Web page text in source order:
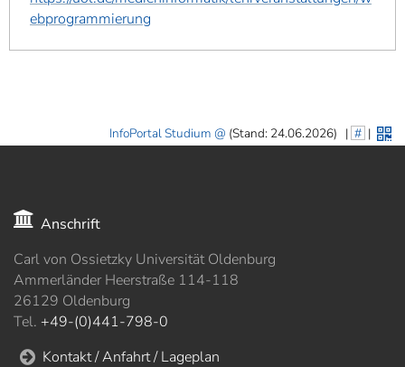
ebprogrammierung
InfoPortal Studium (Stand: 24.06.2026) | # |
Anschrift
Carl von Ossietzky Universität Oldenburg
Ammerländer Heerstraße 114-118
26129 Oldenburg
Tel. +49-(0)441-798-0
Kontakt / Anfahrt / Lageplan